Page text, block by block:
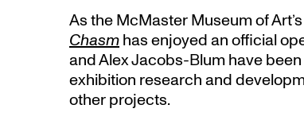
As the McMaster Museum of
Chasmhas enjoyed an official
and Alex Jacobs-Blum have
exhibition research and
other projects.